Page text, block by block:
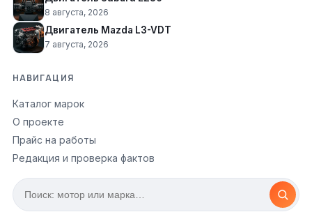
8 августа, 2026
Двигатель Mazda L3-VDT
7 августа, 2026
НАВИГАЦИЯ
Каталог марок
О проекте
Прайс на работы
Редакция и проверка фактов